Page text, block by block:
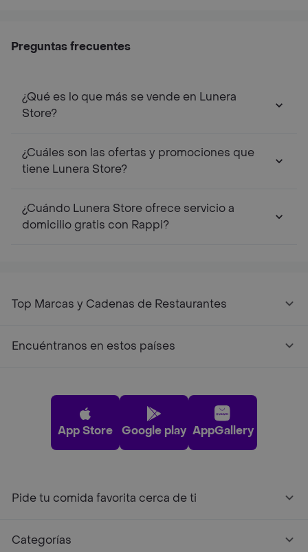
Preguntas frecuentes
¿Qué es lo que más se vende en Lunera
Store?
¿Cuáles son las ofertas y promociones que
tiene Lunera Store?
¿Cuándo Lunera Store ofrece servicio a
domicilio gratis con Rappi?
Top Marcas y Cadenas de Restaurantes
Encuéntranos en estos países
App Store Google play AppGallery
Pide tu comida favorita cerca de ti
Categorías